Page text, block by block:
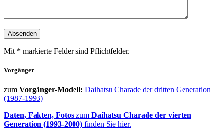
Mit * markierte Felder sind Pflichtfelder.
Vorgänger
zum Vorgänger-Modell: Daihatsu Charade der dritten Generation
(1987-1993)
Daten, Fakten, Fotos zum Daihatsu Charade der vierten
Generation (1993-2000) finden Sie hier.